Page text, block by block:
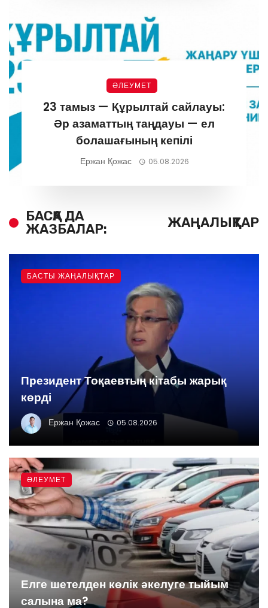
ӘЛЕУМЕТ
23 тамыз — Құрылтай сайлауы:
Әр азаматтың таңдауы — ел
болашағының кепілі
Ержан Қожас 05.08.2026
БАСҚА ДА
ЖАЗБАЛАР:
ЖАҢАЛЫҚТАР
Президент Тоқаевтың кітабы жарық
көрді
Ержан Қожас 05.08.2026
БАСТЫ ЖАҢАЛЫҚТАР
Елге шетелден көлік әкелуге тыйым
салына ма?
ӘЛЕУМЕТ